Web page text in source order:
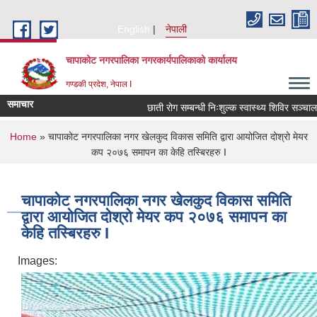
English
नेपाली
चापाकोट नगरपालिका नगरकार्यपालिकाको कार्यालय
गण्डकी प्रदेश, नेपाल I
समाचार छाती रोग सम्बन्धी निःशुल्क स्वास्थ्य शिविर सञ्चालन
You are here
Home» चापाकोट नगरपालिका नगर खेलकुद विकास समिति द्वारा आयोजित दोश्रो मेयर
कप २०७६ समापन का केहि तस्बिरहरु I
चापाकोट नगरपालिका नगर खेलकुद विकास समिति
द्वारा आयोजित दोश्रो मेयर कप २०७६ समापन का
केहि तस्बिरहरु I
Images: